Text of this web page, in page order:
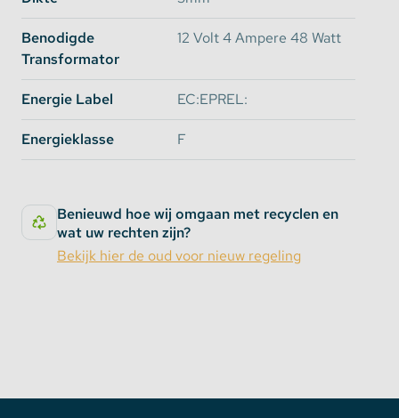
Benodigde
Transformator
12 Volt 4 Ampere 48 Watt
Energie Label EC:EPREL:
Energieklasse F
Benieuwd hoe wij omgaan met recyclen en
wat uw rechten zijn?
Bekijk hier de oud voor nieuw regeling